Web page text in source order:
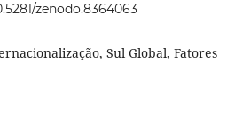
zenodo.8364063
Sul Global, Fatores